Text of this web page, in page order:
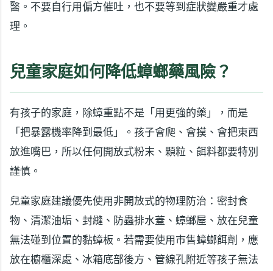
醫。不要自行用偏方催吐，也不要等到症狀變嚴重才處
理。
兒童家庭如何降低蟑螂藥風險？
有孩子的家庭，除蟑重點不是「用更強的藥」，而是
「把暴露機率降到最低」。孩子會爬、會摸、會把東西
放進嘴巴，所以任何開放式粉末、顆粒、餌料都要特別
謹慎。
兒童家庭建議優先使用非開放式的物理防治：密封食
物、清潔油垢、封縫、防蟲排水蓋、蟑螂屋、放在兒童
無法碰到位置的黏蟑板。若需要使用市售蟑螂餌劑，應
放在櫥櫃深處、冰箱底部後方、管線孔附近等孩子無法